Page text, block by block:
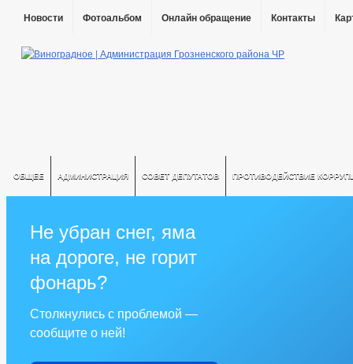
Новости Фотоальбом Онлайн обращение Контакты
ОБЩЕЕ АДМИНИСТРАЦИЯ СОВЕТ ДЕПУТАТОВ ПРОТИВОДЕЙСТВИЕ
Не убран снег, яма
на дороге, не горит
фонарь?
Столкнулись с проблемой —
сообщите о ней!